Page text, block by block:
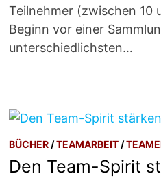
Teilnehmer (zwischen 10
Beginn vor einer
unterschiedlichsten…
BÜCHER/TEAMARBEIT/
Den Team-Spirit